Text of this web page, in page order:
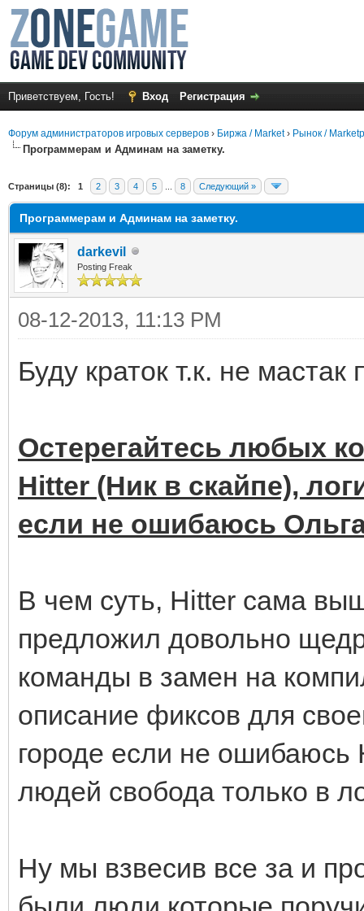
Приветствуем, Гость! Вход Регистрация
Форум администраторов игровых серверов › Биржа / Market› Рынок /
Программерам и Админам на заметку.
Страницы (8): 1 2 3 4 5 8 Следующий »
Программерам и Админам на заметку.
darkevil
Posting Freak
08-12-2013, 11:13 PM
Буду краток т.к. не
Остерегайтесь любых
Hitter (Ник в скайпе),
если не ошибаюсь
В чем суть, Hitter сама
предложил довольно
команды в замен на
описание фиксов для
городе если не ошибаюсь
людей свобода только в
Ну мы взвесив все за и